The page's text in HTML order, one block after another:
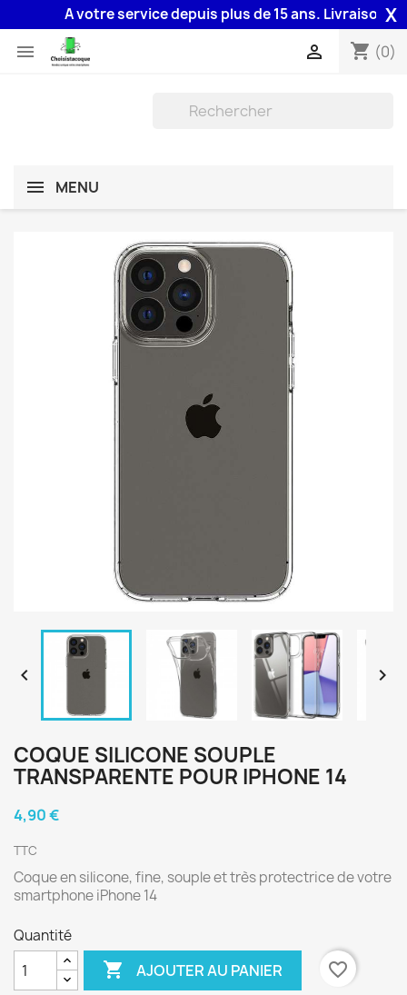
A votre service depuis plus de 15 ans. Livraison X
 shopping_cart (0)

MENU
 
COQUE SILICONE SOUPLE
TRANSPARENTE POUR IPHONE 14
4,90 €
TTC
Coque en silicone, fine, souple et très protectrice de votre
smartphone iPhone 14
Quantité
 AJOUTER AU PANIER favorite_border